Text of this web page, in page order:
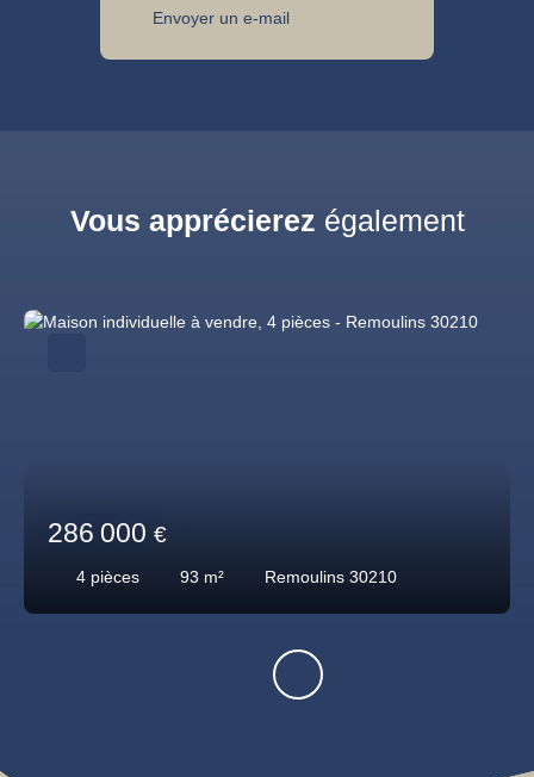
Envoyer un e-mail
Vous apprécierez également
286 000 €
4 pièces 93 m² Remoulins 30210